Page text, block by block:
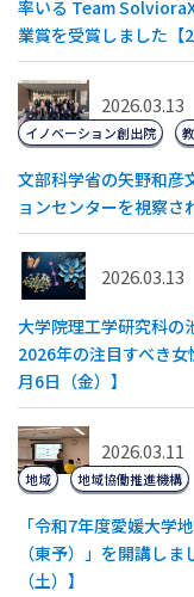
率いる Team
業賞を受賞しました【
2026.03.13
文部科学省の矢野和彦
ョンセンターを視察さ
イノベーション創出院
2026.03.13
大学院理工学研究科の
2026年の注目すべき
月6日（金）】
2026.03.11
「令和7年度愛媛大学
（東予）」を開講し
（土）】
地域 地域協働推進機構